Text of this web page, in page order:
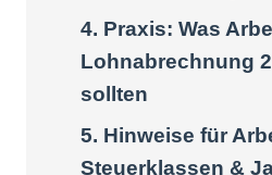
4. Praxis: Was
Lohnabrechnung
sollten
5. Hinweise für
Steuerklassen &